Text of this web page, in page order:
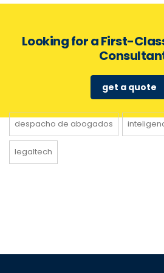
Looking for a First-
get a quote
despacho de abogados
legaltech